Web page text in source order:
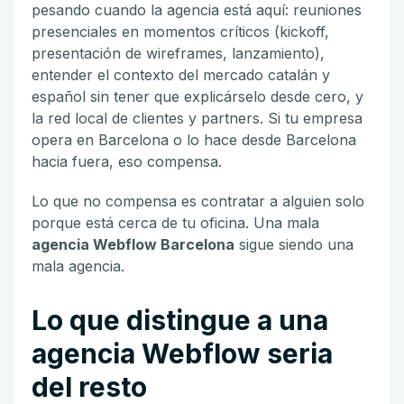
pesando cuando la agencia está aquí: reuniones
presenciales en momentos críticos (kickoff,
presentación de wireframes, lanzamiento),
entender el contexto del mercado catalán y
español sin tener que explicárselo desde cero, y
la red local de clientes y partners. Si tu empresa
opera en Barcelona o lo hace desde Barcelona
hacia fuera, eso compensa.
Lo que no compensa es contratar a alguien solo
porque está cerca de tu oficina. Una mala
agencia Webflow Barcelona sigue siendo una
mala agencia.
Lo que distingue a una
agencia Webflow seria
del resto